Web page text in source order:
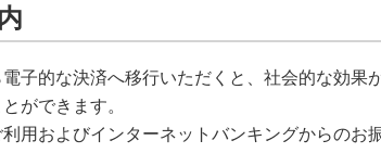
子的な決済へ移行いただくと、社会的な効果
ができます。
用およびインターネットバンキングからのお